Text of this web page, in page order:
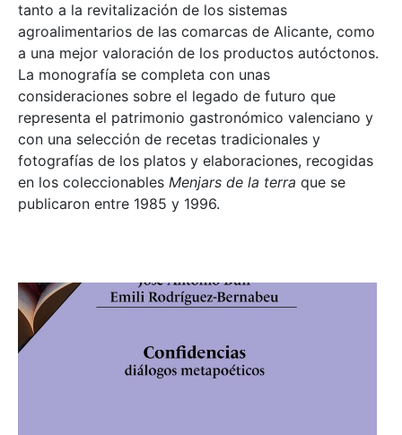
tanto a la revitalización de los sistemas
agroalimentarios de las comarcas de Alicante, como
a una mejor valoración de los productos autóctonos.
La monografía se completa con unas
consideraciones sobre el legado de futuro que
representa el patrimonio gastronómico valenciano y
con una selección de recetas tradicionales y
fotografías de los platos y elaboraciones, recogidas
en los coleccionables Menjars de la terra que se
publicaron entre 1985 y 1996.